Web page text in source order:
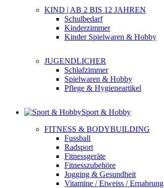
KIND | AB 2 BIS 12 JAHREN
Schulbedarf
Kinderzimmer
Kinder Spielwaren & Hobby
JUGENDLICHER
Schlafzimmer
Spielwaren & Hobby
Pflege & Hygieneartikel
Sport & Hobby
FITNESS & BODYBUILDING
Fussball
Radsport
Fitnessgeräte
Fitnesszubehöre
Jogging & Gesundheit
Vitamine / Eiweiss / Ernahrung